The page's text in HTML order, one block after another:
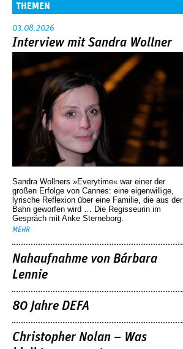
THEMEN
03.08.2026
Interview mit Sandra Wollner
Sandra Wollners »Everytime« war einer der
großen Erfolge von Cannes: eine eigenwillige,
lyrische Reflexion über eine ­Familie, die aus der
Bahn geworfen wird … Die Regisseurin im
Gespräch mit Anke Sterneborg.
MEHR
Nahaufnahme von Bárbara
Lennie
80 Jahre DEFA
Christopher Nolan – Was